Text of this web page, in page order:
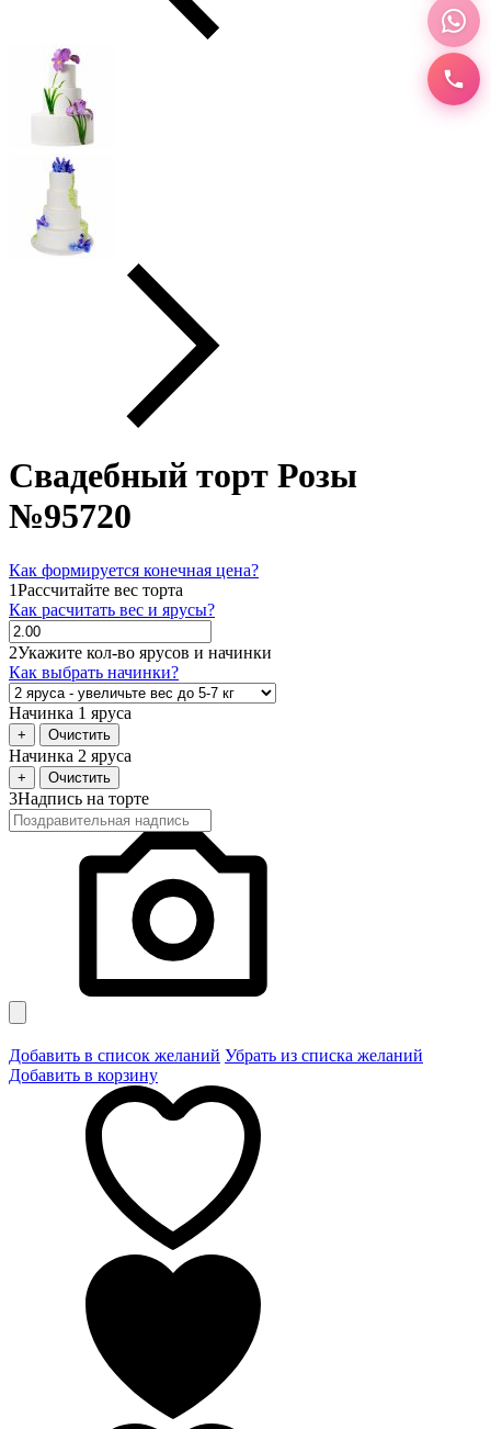
Свадебный торт Розы
№95720
Как формируется конечная цена?
1Рассчитайте вес торта
Как расчитать вес и ярусы?
2Укажите кол-во ярусов и начинки
Как выбрать начинки?
Начинка 1 яруса
+ Очистить
Начинка 2 яруса
+ Очистить
3Надпись на торте
Добавить в список желаний Убрать из списка желаний
Добавить в корзину